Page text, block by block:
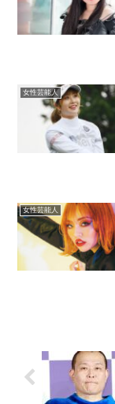
女性芸能人
女性芸能人